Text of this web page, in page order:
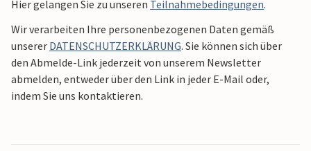
Hier gelangen Sie zu unseren Teilnahmebedingungen.
Wir verarbeiten Ihre personenbezogenen Daten gemäß
unserer DATENSCHUTZERKLÄRUNG. Sie können sich über
den Abmelde-Link jederzeit von unserem Newsletter
abmelden, entweder über den Link in jeder E-Mail oder,
indem Sie uns kontaktieren.